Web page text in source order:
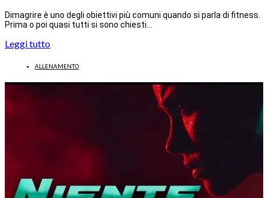
Dimagrire è uno degli obiettivi più comuni quando si parla di fitness.
Prima o poi quasi tutti si sono chiesti…
Leggi tutto
ALLENAMENTO